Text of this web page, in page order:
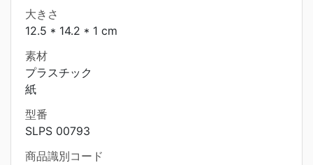
大きさ
12.5 * 14.2 * 1 cm
素材
プラスチック
紙
型番
SLPS 00793
商品識別コード